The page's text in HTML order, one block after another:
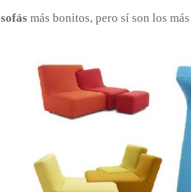
sofás más bonitos, pero sí son los